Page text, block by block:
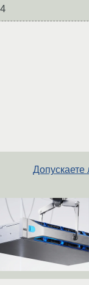
Допускаете